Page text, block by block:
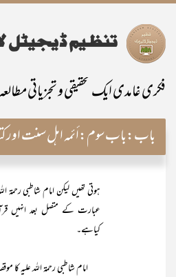
فکری غامدی ایک تحقیقی و تجزیاتی
باب:باب سوم:أئمہ اہل سنت اورکتاب وسنت کا باہمی
ہوتی تھیں لیکن امام شاطبی رحمۃ
عبارت کے متصل بعد انہیں
کیاہے۔
امام شاطبی رحمۃ اللہ علیہ کا